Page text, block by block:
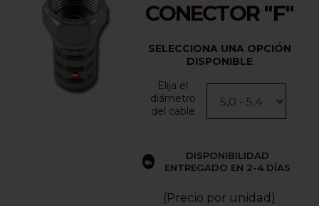
CONECTOR "F"
SELECCIONA UNA OPCIÓN
DISPONIBLE
Elija el
diámetro
del cable
DISPONIBILIDAD
ENTREGADO EN 2-4 DÍAS
(Precio por unidad)